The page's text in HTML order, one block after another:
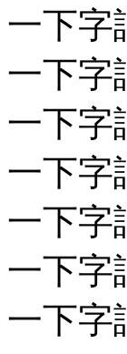
一下字
一下字
一下字
一下字
一下字
一下字
一下字